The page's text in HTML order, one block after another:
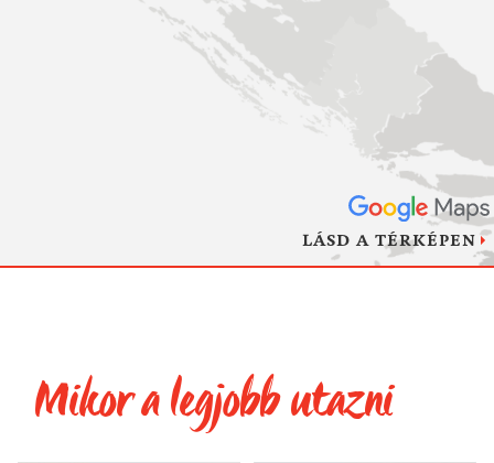
LÁSD A TÉRKÉPEN
Mikor a legjobb utazni